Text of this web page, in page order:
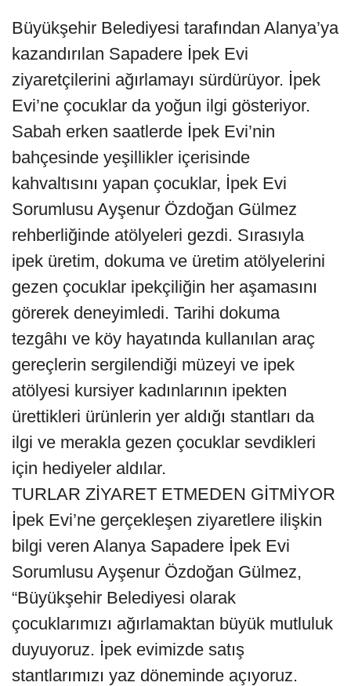
Büyükşehir Belediyesi tarafından Alanya’ya
kazandırılan Sapadere İpek Evi
ziyaretçilerini ağırlamayı sürdürüyor. İpek
Evi’ne çocuklar da yoğun ilgi gösteriyor.
Sabah erken saatlerde İpek Evi’nin
bahçesinde yeşillikler içerisinde
kahvaltısını yapan çocuklar, İpek Evi
Sorumlusu Ayşenur Özdoğan Gülmez
rehberliğinde atölyeleri gezdi. Sırasıyla
ipek üretim, dokuma ve üretim atölyelerini
gezen çocuklar ipekçiliğin her aşamasını
görerek deneyimledi. Tarihi dokuma
tezgâhı ve köy hayatında kullanılan araç
gereçlerin sergilendiği müzeyi ve ipek
atölyesi kursiyer kadınlarının ipekten
ürettikleri ürünlerin yer aldığı stantları da
ilgi ve merakla gezen çocuklar sevdikleri
için hediyeler aldılar.
TURLAR ZİYARET ETMEDEN GİTMİYOR
İpek Evi’ne gerçekleşen ziyaretlere ilişkin
bilgi veren Alanya Sapadere İpek Evi
Sorumlusu Ayşenur Özdoğan Gülmez,
“Büyükşehir Belediyesi olarak
çocuklarımızı ağırlamaktan büyük mutluluk
duyuyoruz. İpek evimizde satış
stantlarımızı yaz döneminde açıyoruz.